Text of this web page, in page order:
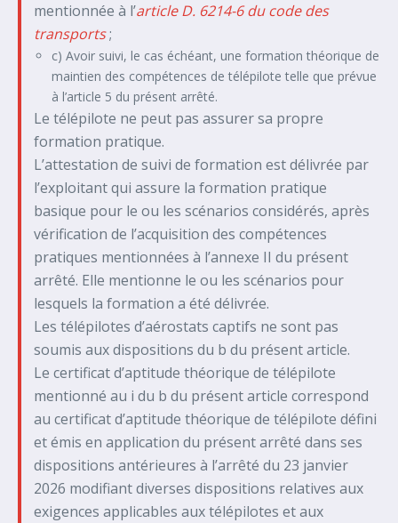
mentionnée à l’article D. 6214-6 du code des
transports;
c) Avoir suivi, le cas échéant, une formation théorique de
maintien des compétences de télépilote telle que prévue
à l’article 5 du présent arrêté.
Le télépilote ne peut pas assurer sa propre
formation pratique.
L’attestation de suivi de formation est délivrée par
l’exploitant qui assure la formation pratique
basique pour le ou les scénarios considérés, après
vérification de l’acquisition des compétences
pratiques mentionnées à l’annexe II du présent
arrêté. Elle mentionne le ou les scénarios pour
lesquels la formation a été délivrée.
Les télépilotes d’aérostats captifs ne sont pas
soumis aux dispositions du b du présent article.
Le certificat d’aptitude théorique de télépilote
mentionné au i du b du présent article correspond
au certificat d’aptitude théorique de télépilote défini
et émis en application du présent arrêté dans ses
dispositions antérieures à l’arrêté du 23 janvier
2026 modifiant diverses dispositions relatives aux
exigences applicables aux télépilotes et aux